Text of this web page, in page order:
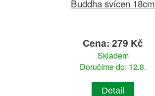
Buddha svícen 18cm
Cena: 279 Kč
Skladem
Doručíme do: 12.8.
Detail